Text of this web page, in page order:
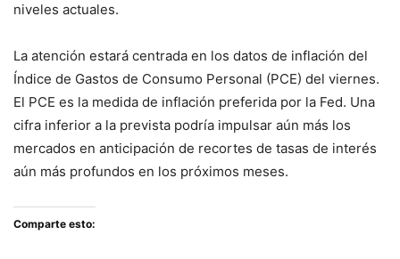
niveles actuales.
La atención estará centrada en los datos de inflación del
Índice de Gastos de Consumo Personal (PCE) del viernes.
El PCE es la medida de inflación preferida por la Fed. Una
cifra inferior a la prevista podría impulsar aún más los
mercados en anticipación de recortes de tasas de interés
aún más profundos en los próximos meses.
Comparte esto: